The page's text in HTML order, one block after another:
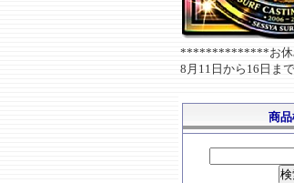
**************お休
8月11日から16日ま
商